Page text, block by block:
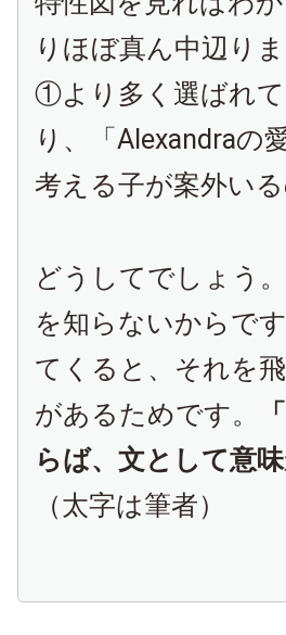
りほぼ真ん中辺り
①より多く選ばれ
り、「Alexandraの
考える子が案外いる
どうしてでしょう
を知らないからで
てくると、それを
があるためです。
らば、文として意味
（太字は筆者）